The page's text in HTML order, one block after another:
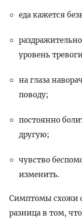
еда кажется
уровень
на глаза
поводу;
постоянно
другую;
чувство
изменить.
Симптомы схожи
разница в том,